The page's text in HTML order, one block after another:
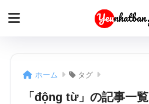
ホーム タグ
「động từ」の記事一覧